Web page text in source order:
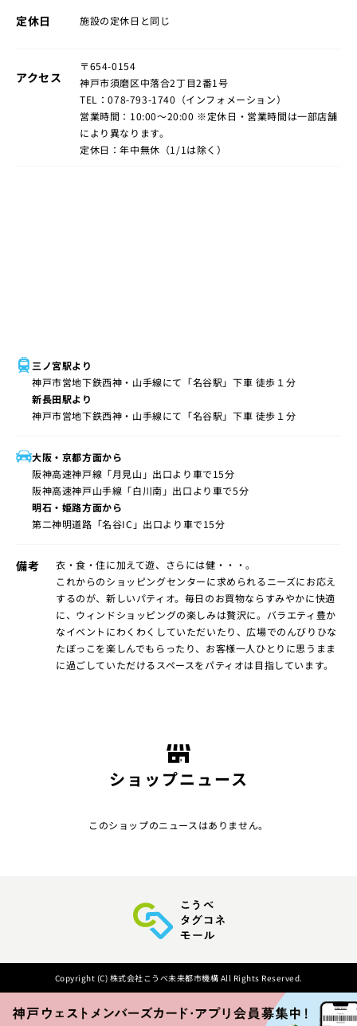
定休日 施設の定休日と同じ
アクセス
〒654-0154
神戸市須磨区中落合2丁目2番1号
TEL：078-793-1740（インフォメーション）
営業時間：10:00～20:00 ※定休日・営業時間は一部店舗
により異なります。
定休日：年中無休（1/1は除く）
三ノ宮駅より
神戸市営地下鉄西神・山手線にて「名谷駅」下車 徒歩１分
新長田駅より
神戸市営地下鉄西神・山手線にて「名谷駅」下車 徒歩１分
大阪・京都方面から
阪神高速神戸線「月見山」出口より車で15分
阪神高速神戸山手線「白川南」出口より車で5分
明石・姫路方面から
第二神明道路「名谷IC」出口より車で15分
備考
衣・食・住に加えて遊、さらには健・・・。
これからのショッピングセンターに求められるニーズにお応え
するのが、新しいパティオ。毎日のお買物ならすみやかに快適
に、ウィンドショッピングの楽しみは贅沢に。バラエティ豊か
なイベントにわくわくしていただいたり、広場でのんびりひな
たぼっこを楽しんでもらったり、お客様一人ひとりに思うまま
に過ごしていただけるスペースをパティオは目指しています。
ショップニュース
このショップのニュースはありません。
Copyright (C) 株式会社こうべ未来都市機構 All Rights Reserved.